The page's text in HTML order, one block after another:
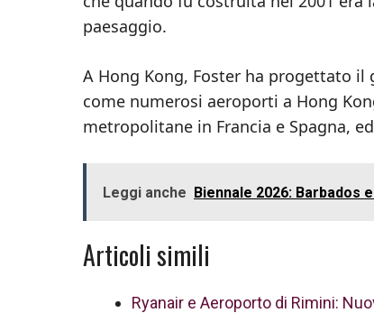
paesaggio.
A Hong Kong, Foster ha progettato il
come numerosi aeroporti a Hong
metropolitane in Francia e Spagna,
Leggi anche Biennale 2026: Barbados
Articoli simili
Ryanair e Aeroporto di Rimini: